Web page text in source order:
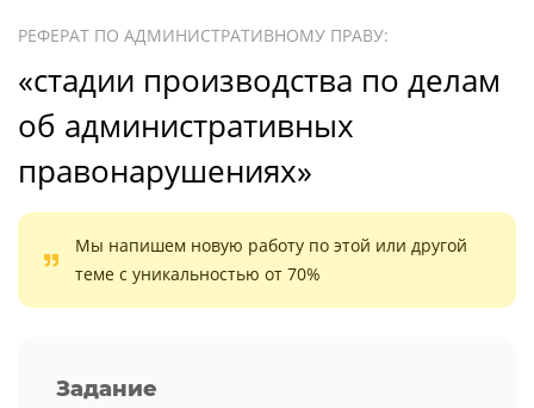
РЕФЕРАТ ПО АДМИНИСТРАТИВНОМУ ПРАВУ:
«стадии производства по делам
об административных
правонарушениях»
Мы напишем новую работу по этой или другой
теме с уникальностью от 70%
Задание